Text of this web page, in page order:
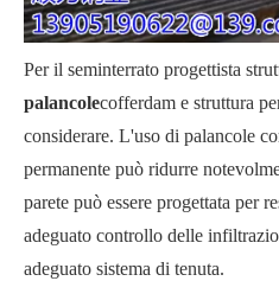
Per il seminterrato progettista
palancolecofferdam e struttura
considerare. L'uso di palancole
permanente può ridurre
parete può essere progettata per
adeguato controllo delle
adeguato sistema di tenuta.